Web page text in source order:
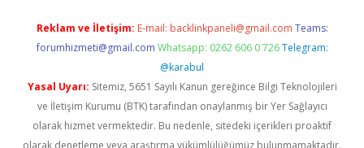
Reklam ve İletişim: E-mail: backlinkpaneli@gmail.com Teams:
forumhizmeti@gmail.com Whatsapp: 0262 606 0 726 Telegram:
@karabul
Yasal Uyarı: Sitemiz, 5651 Sayılı Kanun gereğince Bilgi Teknolojileri
ve İletişim Kurumu (BTK) tarafından onaylanmış bir Yer Sağlayıcı
olarak hizmet vermektedir. Bu nedenle, sitedeki içerikleri proaktif
olarak denetleme veya araştırma yükümlülüğümüz bulunmamaktadır.